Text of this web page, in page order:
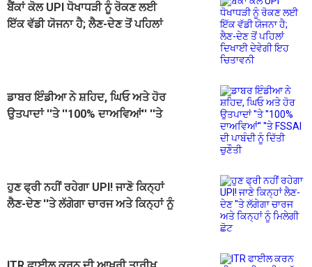
ਬੈਂਕਾਂ ਕੋਲ UPI ਧੋਖਾਧੜੀ ਨੂੰ ਰੋਕਣ ਲਈ
ਇੱਕ ਵੱਡੀ ਯੋਜਨਾ ਹੈ; ਲੈਣ-ਦੇਣ ਤੋਂ ਪਹਿਲਾਂ
ਡਾਬਰ ਇੰਡੀਆ ਨੇ ਸ਼ਹਿਦ, ਘਿਓ ਅਤੇ ਹੋਰ
ਉਤਪਾਦਾਂ ''ਤੇ ''100% ਦਾਅਵਿਆਂ'' ''ਤੇ
ਹੁਣ ਫ੍ਰੀ ਨਹੀਂ ਰਹੇਗਾ UPI! ਜਾਣੋ ਕਿਨ੍ਹਾਂ
ਲੈਣ-ਦੇਣ ''ਤੇ ਲੱਗੇਗਾ ਚਾਰਜ ਅਤੇ ਕਿਨ੍ਹਾਂ ਨੂੰ